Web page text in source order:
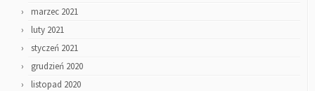
marzec 2021
luty 2021
styczeń 2021
grudzień 2020
listopad 2020